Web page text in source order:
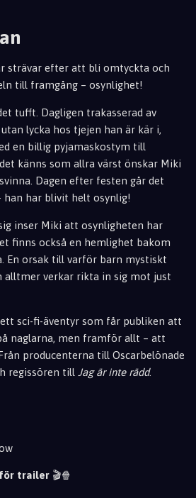
strävar efter att bli omtyckta och
till framgång – osynlighet!
tufft. Dagligen trakasserad av
lycka hos tjejen han är kär i,
en billig pyjamaskostym till
känns som allra värst önskar Miki
Dagen efter festen går det
han har blivit helt osynlig!
inser Miki att osynligheten har
finns också en hemlighet bakom
En orsak till varför barn mystiskt
alltmer verkar rikta in sig mot just
sci-fi-äventyr som får publiken att
naglarna, men framför allt – att
producenterna till Oscarbelönade
regissören till Jag är inte rädd.
trailer 🎬🍿